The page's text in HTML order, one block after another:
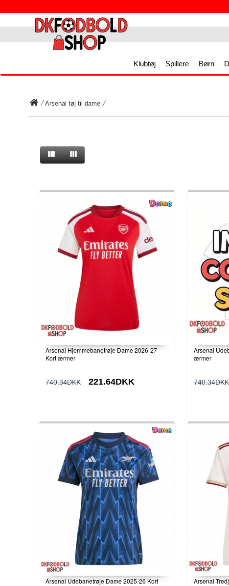
Klubtøj Spillere Børn
Arsenal tøj til dame
Arsenal Hjemmebanetrøje Dame 2026-27
Kort ærmer
740.34DKK 221.64DKK
Arsenal
ærmer
740.34DKK
Arsenal Udebanetrøje Dame 2025-26 Kort
Arsenal